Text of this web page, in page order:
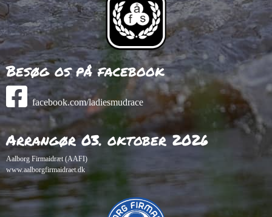
Besøg os på facebook
facebook.com/ladiesmudrace
Arrangør 03. oktober 2026
Aalborg Firmaidræt (AAFI)
www.aalborgfirmaidraet.dk